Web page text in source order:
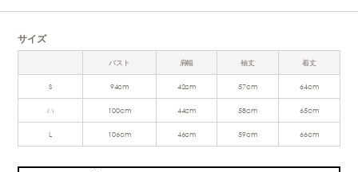
サイズ
バスト 肩幅 袖丈 着丈
S 94cm 42cm 57cm 64cm
M 100cm 44cm 58cm 65cm
L 106cm 46cm 59cm 66cm